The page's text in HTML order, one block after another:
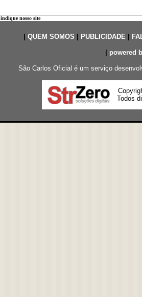
indique nosso site
QUEM SOMOS PUBLICIDADE|
powered
São Carlos Oficial é um serviço
Todos